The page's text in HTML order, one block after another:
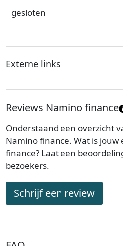
gesloten
Externe links
Reviews Namino finance
Onderstaand een overzicht
Namino finance. Wat is
finance? Laat een
bezoekers.
Schrijf een review